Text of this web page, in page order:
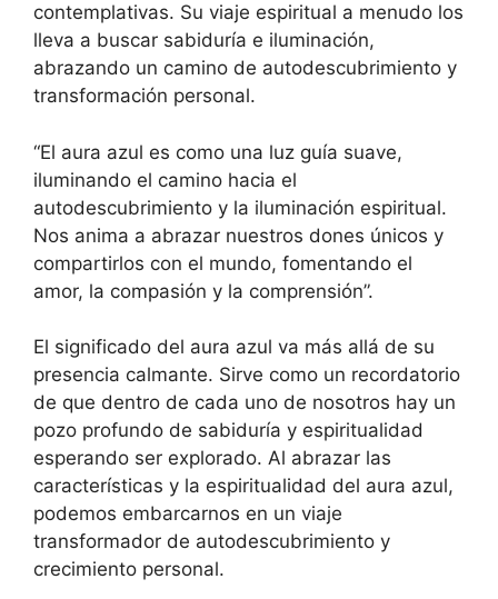
contemplativas. Su viaje espiritual a menudo los
lleva a buscar sabiduría e iluminación,
abrazando un camino de autodescubrimiento y
transformación personal.
“El aura azul es como una luz guía suave,
iluminando el camino hacia el
autodescubrimiento y la iluminación espiritual.
Nos anima a abrazar nuestros dones únicos y
compartirlos con el mundo, fomentando el
amor, la compasión y la comprensión”.
El significado del aura azul va más allá de su
presencia calmante. Sirve como un recordatorio
de que dentro de cada uno de nosotros hay un
pozo profundo de sabiduría y espiritualidad
esperando ser explorado. Al abrazar las
características y la espiritualidad del aura azul,
podemos embarcarnos en un viaje
transformador de autodescubrimiento y
crecimiento personal.